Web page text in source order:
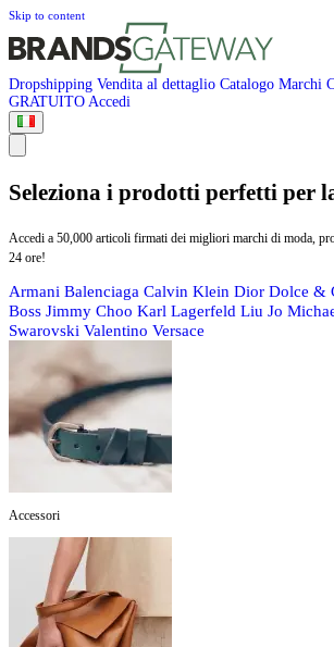
Skip to content
Dropshipping Vendita al dettaglio Catalogo Marchi
GRATUITO Accedi
Seleziona i prodotti perfetti per
Accedi a 50,000 articoli firmati dei migliori marchi di moda,
24 ore!
Armani Balenciaga Calvin Klein Dior Dolce &
Boss Jimmy Choo Karl Lagerfeld Liu Jo
Swarovski Valentino Versace
Accessori